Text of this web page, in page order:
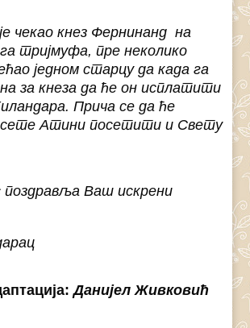
чекао кнез Фернинанд на
тријмуфа, пре неколико
једном старцу да када га
за кнеза да ће он исплатити
Прича се да ће
Атини посетити и Свету
поздравља Ваш искрени
Данијел Живковић